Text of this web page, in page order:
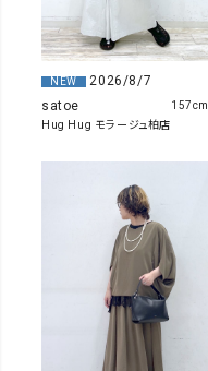
NEW
2026/8/7
satoe
Hug Hug モラージュ柏店
157cm